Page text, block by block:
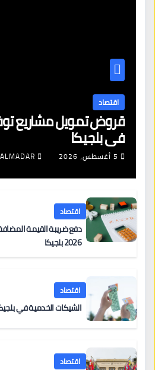
اقتصاد
قروض تمويل مشاريع
في بلجيكا
5 أغسطس، 2026 ALMADAR
اقتصاد
دفع ضريبة القيمة
2026 بلجيكا
اقتصاد
الشيكات الخدمية في
اقتصاد